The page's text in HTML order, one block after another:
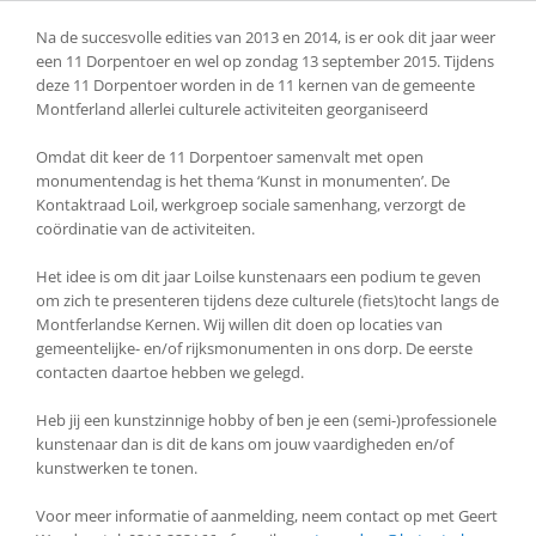
Na de succesvolle edities van 2013 en 2014, is er ook dit jaar weer
een 11 Dorpentoer en wel op zondag 13 september 2015. Tijdens
deze 11 Dorpentoer worden in de 11 kernen van de gemeente
Montferland allerlei culturele activiteiten georganiseerd
Omdat dit keer de 11 Dorpentoer samenvalt met open
monumentendag is het thema ‘Kunst in monumenten’. De
Kontaktraad Loil, werkgroep sociale samenhang, verzorgt de
coördinatie van de activiteiten.
Het idee is om dit jaar Loilse kunstenaars een podium te geven
om zich te presenteren tijdens deze culturele (fiets)tocht langs de
Montferlandse Kernen. Wij willen dit doen op locaties van
gemeentelijke- en/of rijksmonumenten in ons dorp. De eerste
contacten daartoe hebben we gelegd.
Heb jij een kunstzinnige hobby of ben je een (semi-)professionele
kunstenaar dan is dit de kans om jouw vaardigheden en/of
kunstwerken te tonen.
Voor meer informatie of aanmelding, neem contact op met Geert